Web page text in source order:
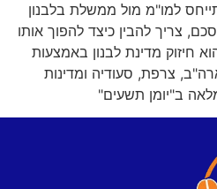
למו"מ מול ממשלת בלבנון
צריך להבין כיצד להפוך אותו
חיזוק מדינת לבנון באמצעות
צרפת, סעודיה ומדינות
ב"יומן תשעים"